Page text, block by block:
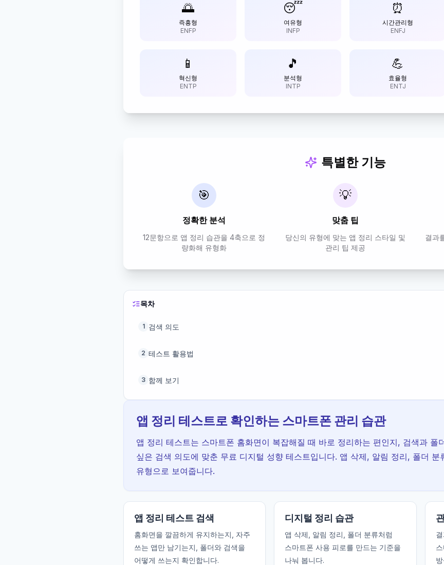
🌅
즉흥형
ENFP
😴
여유형
INFP
⏰
시간관리형
ENFJ
📱
혁신형
ENTP
🎵
분석형
INTP
💪
효율형
ENTJ
특별한 기능
🎯
정확한 분석
12문항으로 앱 정리 습관을 4축으로 정
량화해 유형화
💡
맞춤 팁
당신의 유형에 맞는 앱 정리 스타일 및
관리 팁 제공
결과
목차
1 검색 의도
2 테스트 활용법
3 함께 보기
앱 정리 테스트로 확인하는 스마트폰 관리 습관
앱 정리 테스트는 스마트폰 홈화면이 복잡해질 때 바로 정리하는 편인지, 검색과 폴
싶은 검색 의도에 맞춘 무료 디지털 성향 테스트입니다. 앱 삭제, 알림 정리, 폴더 분
유형으로 보여줍니다.
앱 정리 테스트 검색
홈화면을 깔끔하게 유지하는지, 자주
쓰는 앱만 남기는지, 폴더와 검색을
어떻게 쓰는지 확인합니다.
디지털 정리 습관
앱 삭제, 알림 정리, 폴더 분류처럼
스마트폰 사용 피로를 만드는 기준을
나눠 봅니다.